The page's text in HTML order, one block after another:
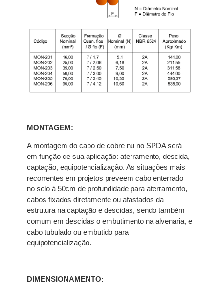
MONTAGEM:
A montagem do cabo de cobre nu no SPDA será
em função de sua aplicação: aterramento, descida,
captação, equipotencialização. As situações mais
recorrentes em projetos preveem cabo enterrado
no solo à 50cm de profundidade para aterramento,
cabos fixados diretamente ou afastados da
estrutura na captação e descidas, sendo também
comum em descidas o embutimento na alvenaria, e
cabo tubulado ou embutido para
equipotencialização.
DIMENSIONAMENTO: